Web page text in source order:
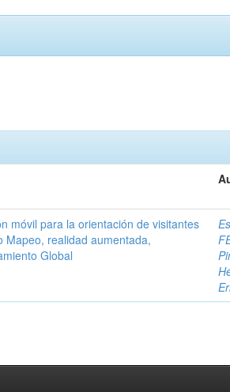
móvil para la orientación de visitantes
Mapeo, realidad aumentada,
Global